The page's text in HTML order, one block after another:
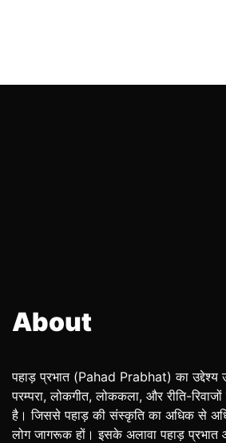
About
पहाड़ प्रभात (Pahad Prabhat) का उद्देश्य
परम्परा, लोकगीत, लोककला, और रीति-
है। जिससे पहाड़ की संस्कृति का अधिक से
लोग जागरूक हों। इसके अलावा पहाड़